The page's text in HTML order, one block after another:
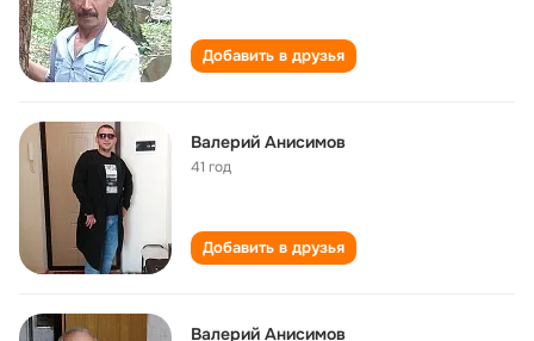
Добавить в друзья
Валерий Анисимов
41 год
Добавить в друзья
Валерий Анисимов